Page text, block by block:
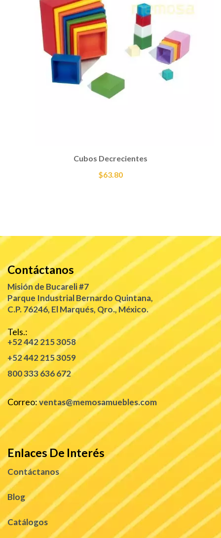
Cubos Decrecientes
$63.80
Contáctanos
Misión de Bucareli #7
Parque Industrial Bernardo Quintana,
C.P. 76246, El Marqués, Qro., México.
Tels.:
+52 442 215 3058
+52 442 215 3059
800 333 636 672
Correo:ventas@memosamuebles.com
Enlaces De Interés
Contáctanos
Blog
Catálogos